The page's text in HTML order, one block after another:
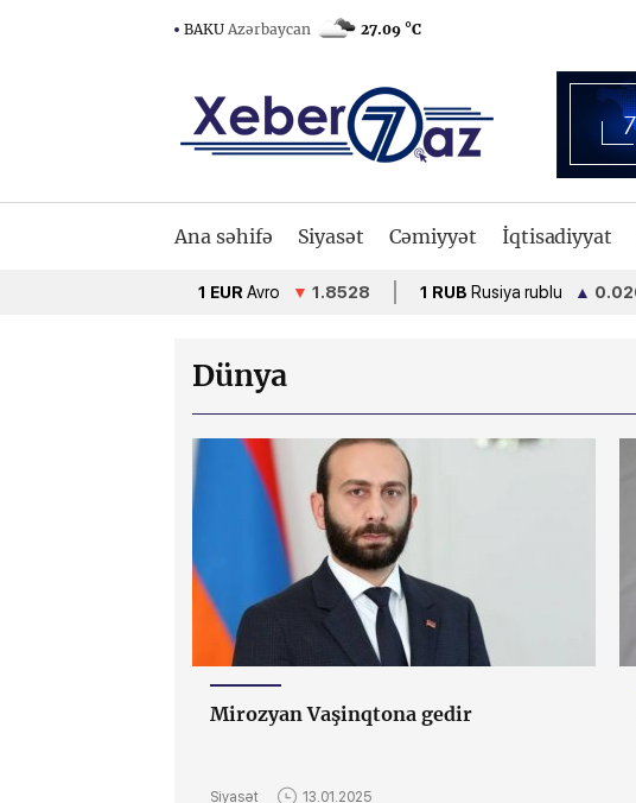
BAKU Azərbaycan 27.09 °C
Ana səhifə Siyasət Cəmiyyət İqtisadiyyat
Avro ▼ 1.8528 1 RUB Rusiya rublu ▲0.0208
Dünya
Mirozyan Vaşinqtona gedir
Siyasət 13.01.2025